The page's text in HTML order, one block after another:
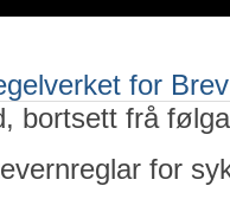
for
bortsett frå
for